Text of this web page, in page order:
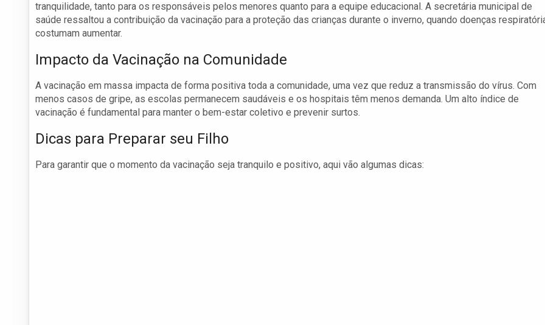
tranquilidade, tanto para os responsáveis pelos menores quanto para a equipe educacional. A secretária municipal de
saúde ressaltou a contribuição da vacinação para a proteção das crianças durante o inverno, quando doenças
costumam aumentar.
Impacto da Vacinação na Comunidade
A vacinação em massa impacta de forma positiva toda a comunidade, uma vez que reduz a transmissão do vírus. Com
menos casos de gripe, as escolas permanecem saudáveis e os hospitais têm menos demanda. Um alto índice de
vacinação é fundamental para manter o bem-estar coletivo e prevenir surtos.
Dicas para Preparar seu Filho
Para garantir que o momento da vacinação seja tranquilo e positivo, aqui vão algumas dicas: